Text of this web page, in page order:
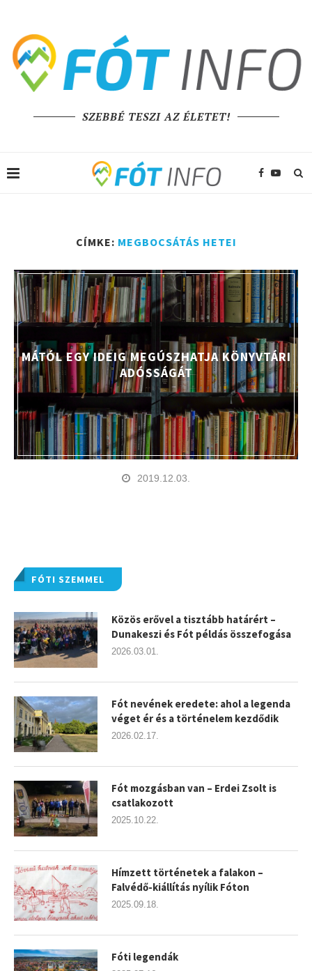
SZEBBÉ TESZI AZ ÉLETET!
CÍMKE: MEGBOCSÁTÁS HETEI
MÁTÓL EGY IDEIG MEGÚSZHATJA KÖNYVTÁRI
ADÓSSÁGÁT
2019.12.03.
FÓTI SZEMMEL
Közös erővel a tisztább határért –
Dunakeszi és Fót példás összefogása
2026.03.01.
Fót nevének eredete: ahol a legenda
véget ér és a történelem kezdődik
2026.02.17.
Fót mozgásban van – Erdei Zsolt is
csatlakozott
2025.10.22.
Hímzett történetek a falakon –
Falvédő-kiállítás nyílik Fóton
2025.09.18.
Fóti legendák